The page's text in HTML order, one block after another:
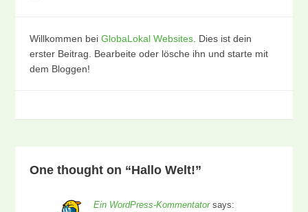
Willkommen bei GlobaLokal Websites. Dies ist dein
erster Beitrag. Bearbeite oder lösche ihn und starte mit
dem Bloggen!
One thought on “Hallo Welt!”
Ein WordPress-Kommentator says: